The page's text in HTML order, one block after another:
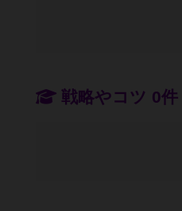
戦略やコツ 0件